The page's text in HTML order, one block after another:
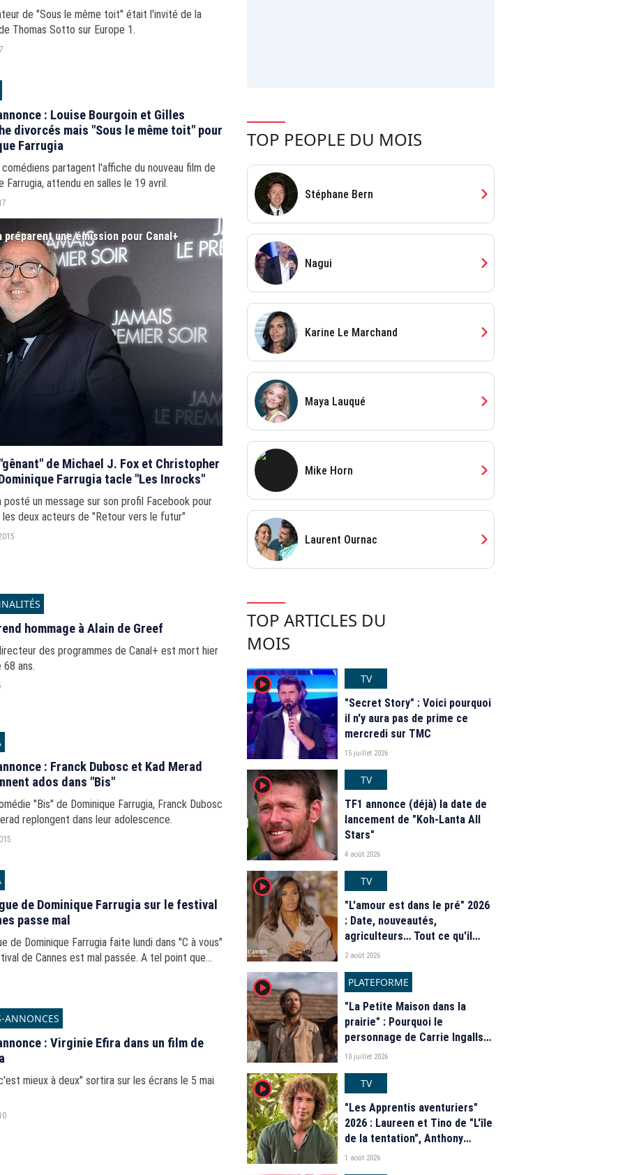
de "Sous le même toit" était l'invité de la
Thomas Sotto sur Europe 1.
: Louise Bourgoin et Gilles
divorcés mais "Sous le même toit" pour
Farrugia
partagent l'affiche du nouveau film de
Farrugia, attendu en salles le 19 avril.
préparent une émission pour Canal+
de Michael J. Fox et Christopher
Farrugia tacle "Les Inrocks"
posté un message sur son profil Facebook pour
deux acteurs de "Retour vers le futur"
hommage à Alain de Greef
des programmes de Canal+ est mort hier
68 ans.
: Franck Dubosc et Kad Merad
ados dans "Bis"
"Bis" de Dominique Farrugia, Franck Dubosc
replongent dans leur adolescence.
de Dominique Farrugia sur le festival
passe mal
de Dominique Farrugia faite lundi dans "C à vous"
de Cannes est mal passée. A tel point que
finalement excusé sur Twitter.
ANNONCES
: Virginie Efira dans un film de
mieux à deux" sortira sur les écrans le 5 mai
TOP PEOPLE DU MOIS
Stéphane Bern chevron_right
Nagui chevron_right
Karine Le Marchand chevron_right
Maya Lauqué chevron_right
Mike Horn chevron_right
Laurent Ournac chevron_right
TOP ARTICLES DU
MOIS
player2
TV
"Secret Story" : Voici pourquoi
il n'y aura pas de prime ce
mercredi sur TMC
15 juillet 2026
player2
TV
TF1 annonce (déjà) la date de
lancement de "Koh-Lanta All
Stars"
4 août 2026
player2
TV
"L'amour est dans le pré" 2026
: Date, nouveautés,
agriculteurs… Tout ce qu'il
faut savoir sur la saison 21 du
2 août 2026
player2
PLATEFORME
"La Petite Maison dans la
prairie" : Pourquoi le
personnage de Carrie Ingalls
est absente de la nouvelle
10 juillet 2026
player2
TV
"Les Apprentis aventuriers"
2026 : Laureen et Tino de "L'île
de la tentation", Anthony
Matéo, Jade Leboeuf... Le
1 août 2026